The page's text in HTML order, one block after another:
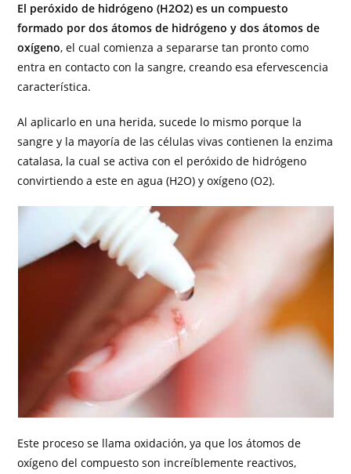
El peróxido de hidrógeno (H2O2) es un compuesto
formado por dos átomos de hidrógeno y dos átomos de
oxígeno, el cual comienza a separarse tan pronto como
entra en contacto con la sangre, creando esa efervescencia
característica.
Al aplicarlo en una herida, sucede lo mismo porque la
sangre y la mayoría de las células vivas contienen la enzima
catalasa, la cual se activa con el peróxido de hidrógeno
convirtiendo a este en agua (H2O) y oxígeno (O2).
Este proceso se llama oxidación, ya que los átomos de
oxígeno del compuesto son increíblemente reactivos,